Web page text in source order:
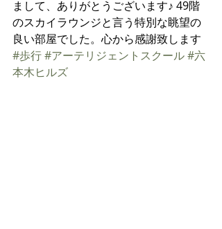
まして、ありがとうございます♪ 49階
のスカイラウンジと言う特別な眺望の
良い部屋でした。心から感謝致します
#歩行#アーテリジェントスクール#六
本木ヒルズ